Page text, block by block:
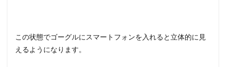
この状態でゴーグルにスマートフォンを入れると立体的に見
えるようになります。